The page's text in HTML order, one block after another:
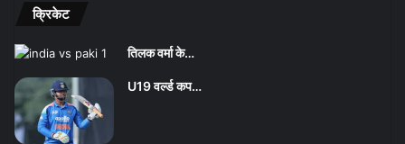
क्रिकेट
तिलक वर्मा के…
U19 वर्ल्ड कप…